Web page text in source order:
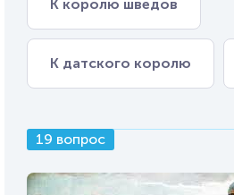
К королю шведов
К датского королю
19 вопрос